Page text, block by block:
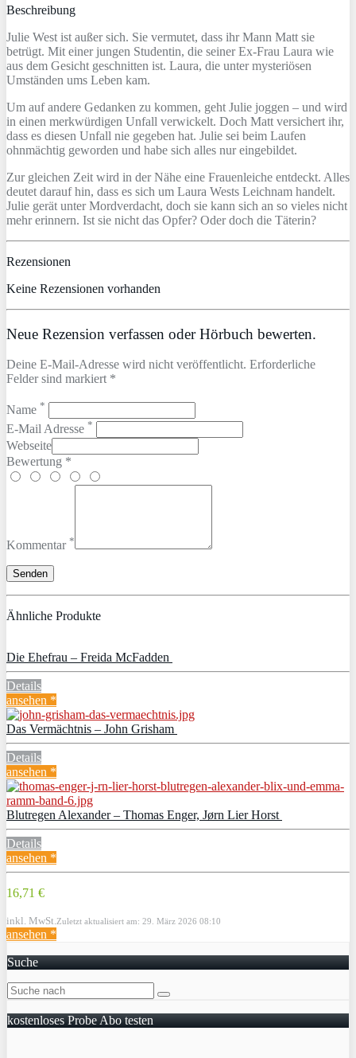
Beschreibung
Julie West ist außer sich. Sie vermutet, dass ihr Mann Matt sie
betrügt. Mit einer jungen Studentin, die seiner Ex-Frau Laura wie
aus dem Gesicht geschnitten ist. Laura, die unter mysteriösen
Umständen ums Leben kam.
Um auf andere Gedanken zu kommen, geht Julie joggen – und wird
in einen merkwürdigen Unfall verwickelt. Doch Matt versichert ihr,
dass es diesen Unfall nie gegeben hat. Julie sei beim Laufen
ohnmächtig geworden und habe sich alles nur eingebildet.
Zur gleichen Zeit wird in der Nähe eine Frauenleiche entdeckt. Alles
deutet darauf hin, dass es sich um Laura Wests Leichnam handelt.
Julie gerät unter Mordverdacht, doch sie kann sich an so vieles nicht
mehr erinnern. Ist sie nicht das Opfer? Oder doch die Täterin?
Rezensionen
Keine Rezensionen vorhanden
Neue Rezension verfassen oder Hörbuch bewerten.
Deine E-Mail-Adresse wird nicht veröffentlicht. Erforderliche
Felder sind markiert *
Name *
E-Mail Adresse *
Webseite
Bewertung *
Kommentar *
Ähnliche Produkte
Die Ehefrau – Freida McFadden
Details
ansehen *
Das Vermächtnis – John Grisham
Details
ansehen *
Blutregen Alexander – Thomas Enger, Jørn Lier Horst
Details
ansehen *
16,71 €
inkl. MwSt. Zuletzt aktualisiert am: 29. März 2026 08:10
ansehen *
Suche
kostenloses Probe Abo testen